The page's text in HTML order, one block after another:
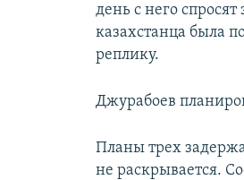
день с него
казахстанца была
реплику.
Джурабоев
Планы трех
не раскрывается.